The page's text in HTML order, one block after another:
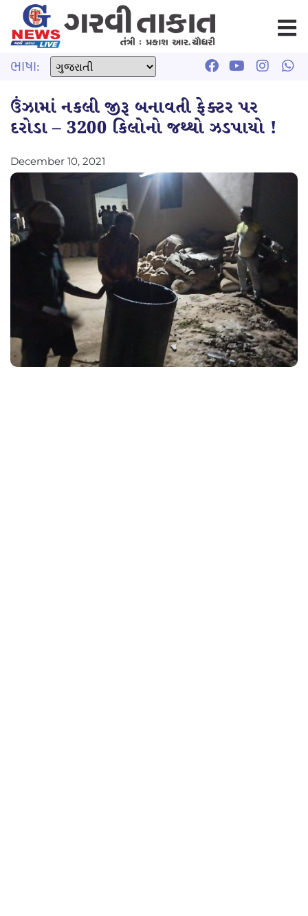
ભાષા:
ઉંઝામાં નકલી જીરૂ બનાવતી ફેક્ટર પર
દરોડા – 3200 કિલોનો જથ્થો ઝડપાયો !
December 10, 2021